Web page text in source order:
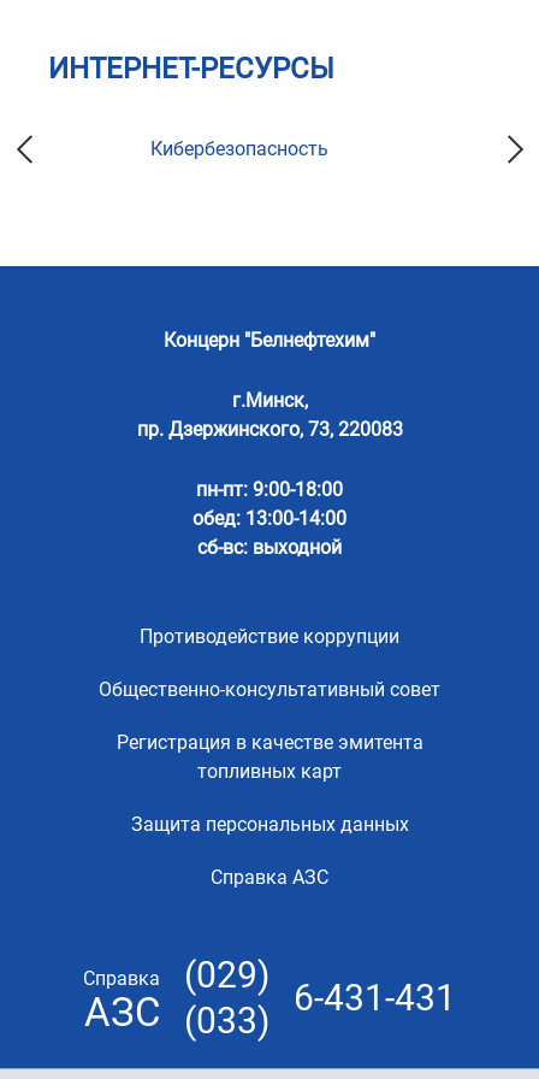
ИНТЕРНЕТ-РЕСУРСЫ
Кибербезопасность
Концерн "Белнефтехим"
г.Минск,
пр. Дзержинского, 73, 220083
пн-пт: 9:00-18:00
обед: 13:00-14:00
сб-вс: выходной
Противодействие коррупции
Общественно-консультативный совет
Регистрация в качестве эмитента
топливных карт
Защита персональных данных
Справка АЗС
Справка
АЗС
(029)
(033)
6-431-431